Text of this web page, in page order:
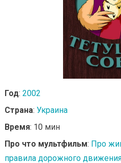
Год: 2002
Страна: Украина
Время: 10 мин
Про что мультфильм: Про
правила дорожного